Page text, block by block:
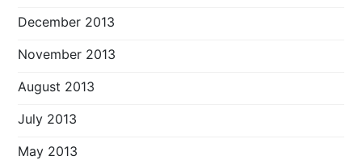
December 2013
November 2013
August 2013
July 2013
May 2013